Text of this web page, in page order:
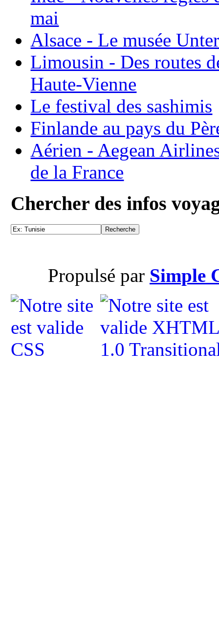
mai
Alsace - Le musée
Limousin - Des routes
Haute-Vienne
Le festival des sashimis
Finlande au pays du
Aérien - Aegean
de la France
Chercher des infos
Propulsé par Simple